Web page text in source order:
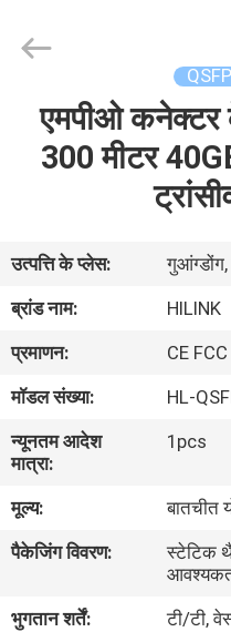
हमारे
बारे
में
कारखाने
का
गुणवत्ता
नियंत्रण
Technology
Co.,Ltd..
एमपीओ कनेक्टर
300 मीटर
उत्पत्ति के प्लेस:
ब्रांड नाम:
HILINK
प्रमाणन:
CE
मॉडल संख्या:
HL-
न्यूनतम आदेश
मात्रा:
1pcs
मूल्य:
बातचीत
पैकेजिंग विवरण:
स्टेटिक
भुगतान शर्तें:
टी/टी,